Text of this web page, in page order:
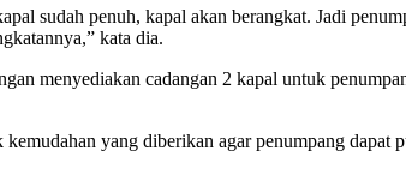
sudah penuh, kapal akan berangkat. Jadi
kata dia.
menyediakan cadangan 2 kapal untuk
yang diberikan agar penumpang dapat